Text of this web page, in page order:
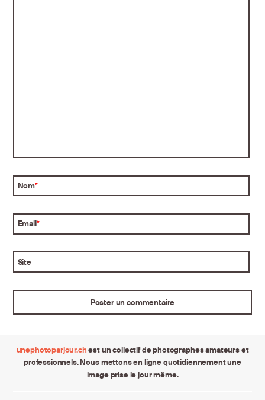
Nom*
Email*
Site
unephotoparjour.chest un collectif de photographes amateurs et
professionnels. Nous mettons en ligne quotidiennement une
image prise le jour même.